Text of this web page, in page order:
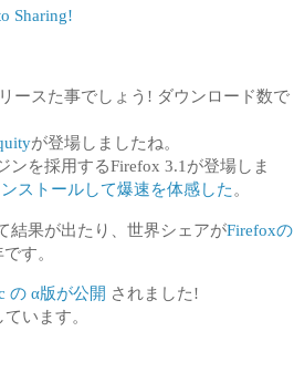
Sharing!
ースた事でしょう! ダウンロード数で
が登場しましたね。
ンを採用するFirefox 3.1が登場しま
ストールして爆速を体感した 。
結果が出たり、世界シェアがFirefoxの
す。
の α版が公開 されました!
います。